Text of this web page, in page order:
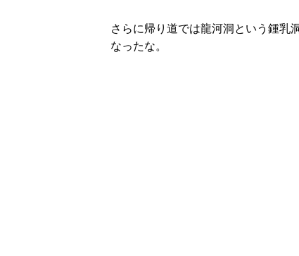
さらに帰り道では龍河洞という鍾乳
なったな。